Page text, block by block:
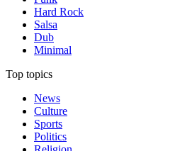
Hard Rock
Salsa
Dub
Minimal
Top topics
News
Culture
Sports
Politics